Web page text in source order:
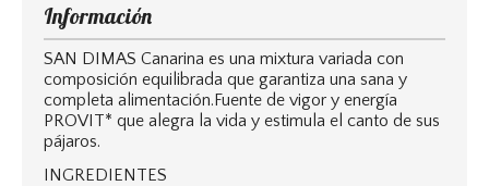
Información
SAN DIMAS Canarina es una mixtura variada con
composición equilibrada que garantiza una sana y
completa alimentación.Fuente de vigor y energía
PROVIT* que alegra la vida y estimula el canto de sus
pájaros.
INGREDIENTES